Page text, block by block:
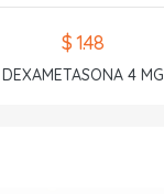
$ 1.48
DEXAMETASONA 4 MG